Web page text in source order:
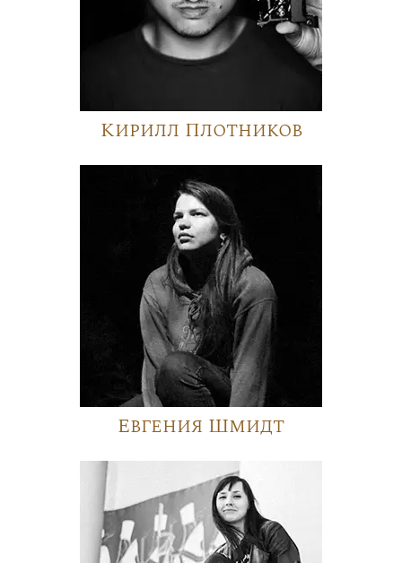
Кирилл Плотников
Евгения Шмидт